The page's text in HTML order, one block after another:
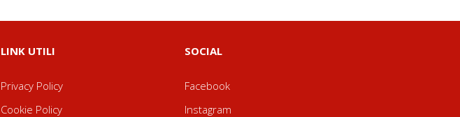
LINK UTILI
Privacy Policy
Cookie Policy
SOCIAL
Facebook
Instagram